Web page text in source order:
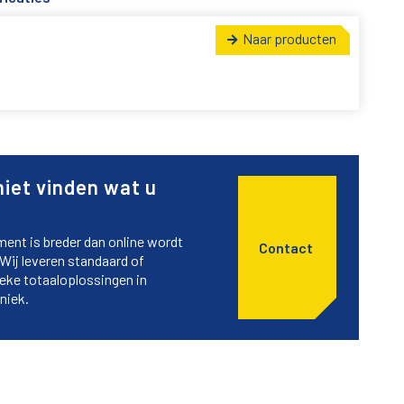
Naar producten
vinden wat u
is breder dan online wordt
leveren standaard of
totaaloplossingen in
Contact